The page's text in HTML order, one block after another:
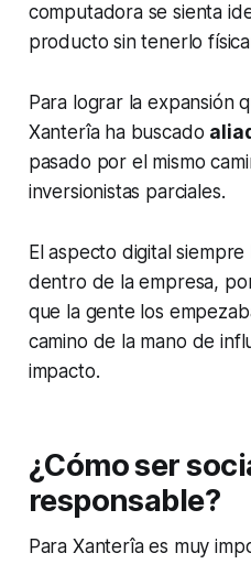
computadora se sienta
producto sin tenerlo
Para lograr la expansión
Xanterîa ha buscado
pasado por el mismo
inversionistas parciales.
El aspecto digital
dentro de la empresa,
que la gente los
camino de la mano de
impacto.
¿Cómo ser
responsable?
Para Xanterîa es muy